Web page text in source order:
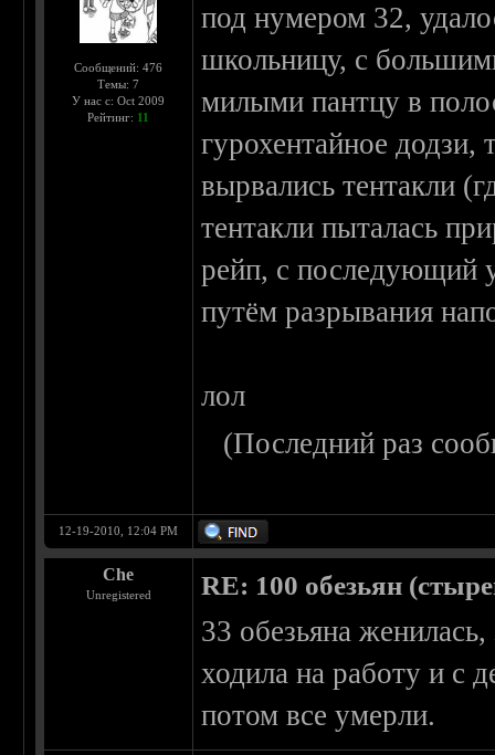
Сообщений: 476
Темы: 7
У нас с: Oct 2009
Рейтинг: 11
под нумером 32,
школьницу, с
милыми пантцу в
гурохентайное додзи,
вырвались тентакли
тентакли пыталась
рейп, с
путём разрывания
лол
(Последний раз
12-19-2010, 12:04 PM
Che
Unregistered RE: 100 обезьян
33 обезьяна
ходила на работу и с
потом все умерли.